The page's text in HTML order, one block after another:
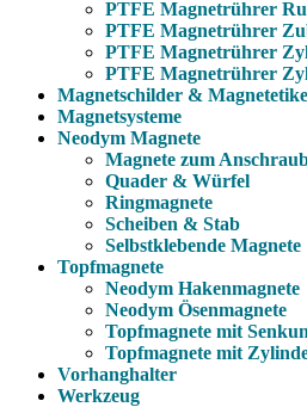
PTFE Magnetrührer
PTFE Magnetrührer
PTFE Magnetrührer
PTFE Magnetrührer
Magnetschilder &
Magnetsysteme
Neodym Magnete
Magnete zum
Quader & Würfel
Ringmagnete
Scheiben & Stab
Selbstklebende Magnete
Topfmagnete
Neodym Hakenmagnete
Neodym Ösenmagnete
Topfmagnete mit
Topfmagnete mit
Vorhanghalter
Werkzeug